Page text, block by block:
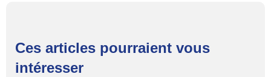
Ces articles pourraient vous
intéresser